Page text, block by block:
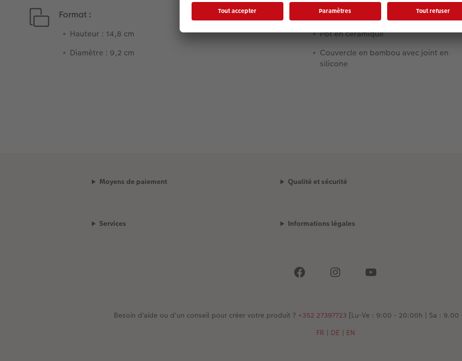
Format :
Hauteur : 14,8 cm
Diamètre : 9,2 cm
Matériau
Pot en céramique
Couvercle en bambou avec joint en
silicone
Moyens de paiement Qualité et sécurité
Services Informations légales
Besoin d'aide ou d'un conseil pour créer votre produit ? +352 27397723 [Lu-Ve : 9:00 - 20:00h | Sa : 9.00
FR | DE | EN